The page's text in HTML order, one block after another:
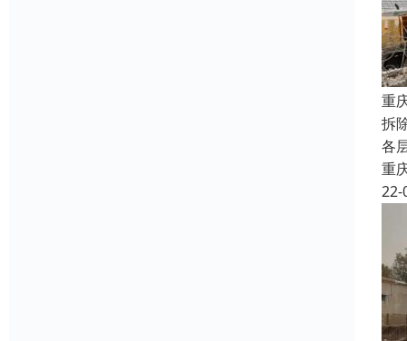
重
拆
各
重
22-